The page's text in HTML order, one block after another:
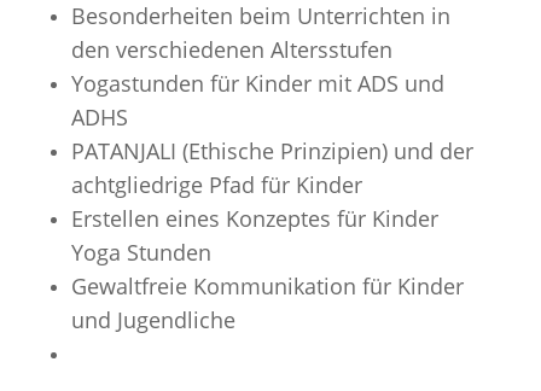
Besonderheiten beim Unterrichten in
den verschiedenen Altersstufen
Yogastunden für Kinder mit ADS und
ADHS
PATANJALI (Ethische Prinzipien) und der
achtgliedrige Pfad für Kinder
Erstellen eines Konzeptes für Kinder
Yoga Stunden
Gewaltfreie Kommunikation für Kinder
und Jugendliche